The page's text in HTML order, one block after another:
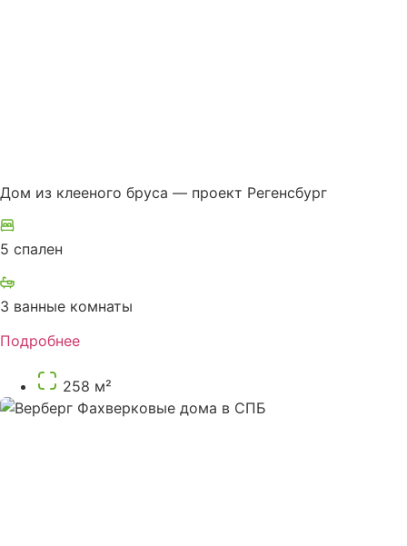
Дом из клееного бруса — проект Регенсбург
5 спален
3 ванные комнаты
Подробнее
258 м²